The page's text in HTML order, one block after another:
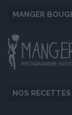
MANGER
NOS